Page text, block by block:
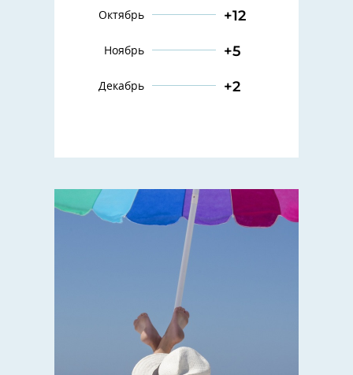
Октябрь +12
Ноябрь +5
Декабрь +2